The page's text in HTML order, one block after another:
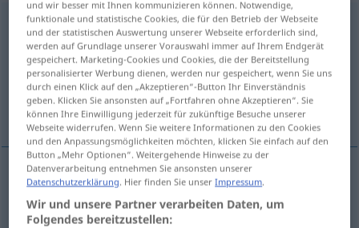
befristet
Übersicht aller Übersetzungen
(Für mehr Details die Übersetzung anklicken/antippen)
tijdelijk
tijdelijk befristet
und wir besser mit Ihnen kommunizieren können. Notwendige,
funktionale und statistische Cookies, die für den Betrieb der Webseite
und der statistischen Auswertung unserer Webseite erforderlich sind,
werden auf Grundlage unserer Vorauswahl immer auf Ihrem Endgerät
gespeichert. Marketing-Cookies und Cookies, die der Bereitstellung
personalisierter Werbung dienen, werden nur gespeichert, wenn Sie uns
durch einen Klick auf den „Akzeptieren“-Button Ihr Einverständnis
geben. Klicken Sie ansonsten auf „Fortfahren ohne Akzeptieren“. Sie
können Ihre Einwilligung jederzeit für zukünftige Besuche unserer
Webseite widerrufen. Wenn Sie weitere Informationen zu den Cookies
und den Anpassungsmöglichkeiten möchten, klicken Sie einfach auf den
Button „Mehr Optionen“. Weitergehende Hinweise zu der
Datenverarbeitung entnehmen Sie ansonsten unserer
Datenschutzerklärung. Hier finden Sie unserImpressum.
Wir und unsere Partner verarbeiten Daten, um
Folgendes bereitzustellen: